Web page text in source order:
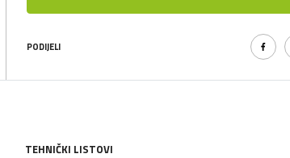
PODIJELI
TEHNIČKI LISTOVI